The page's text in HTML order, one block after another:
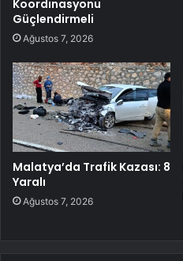
Koordinasyonu
Güçlendirmeli
Ağustos 7, 2026
Malatya’da Trafik Kazası: 8
Yaralı
Ağustos 7, 2026